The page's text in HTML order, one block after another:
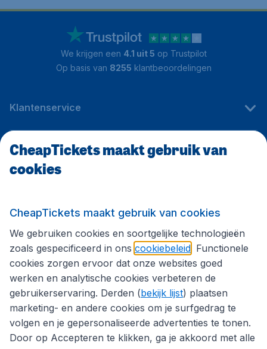
We krijgen een 4.1 uit 5 op Trustpilot
Op basis van 8255 klantbeoordelingen
Klantenservice
CheapTickets.be
Volg CheapTickets.be
CheapTickets maakt gebruik van
cookies
CheapTickets maakt gebruik van cookies
We gebruiken cookies en soortgelijke technologieën
zoals gespecificeerd in ons cookiebeleid . Functionele
cookies zorgen ervoor dat onze websites goed
werken en analytische cookies verbeteren de
gebruikerservaring. Derden (bekijk lijst) plaatsen
marketing- en andere cookies om je surfgedrag te
volgen en je gepersonaliseerde advertenties te tonen.
Door op Accepteren te klikken, ga je akkoord met alle